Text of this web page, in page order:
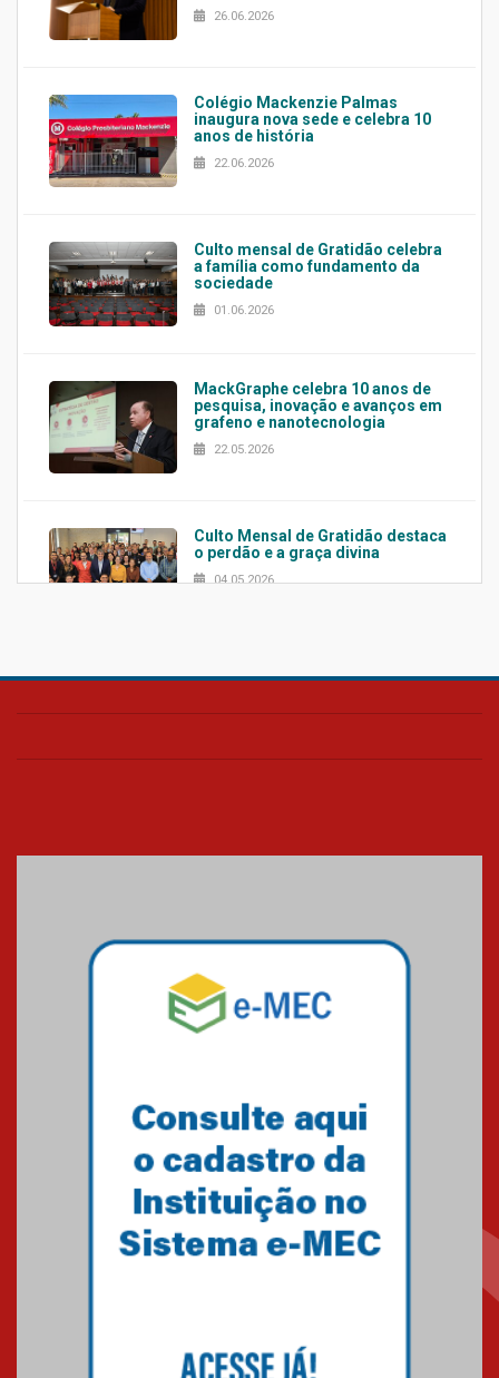
26.06.2026
Colégio Mackenzie Palmas
inaugura nova sede e celebra 10
anos de história
22.06.2026
Culto mensal de Gratidão celebra
a família como fundamento da
sociedade
01.06.2026
MackGraphe celebra 10 anos de
pesquisa, inovação e avanços em
grafeno e nanotecnologia
22.05.2026
Culto Mensal de Gratidão destaca
o perdão e a graça divina
04.05.2026
Confira como foi o culto mensal
Mackenzie mobiliza campanha
solidária para apoiar famílias em
Minas Gerais
Primeiro culto do ano ressalta o
27.02.2026